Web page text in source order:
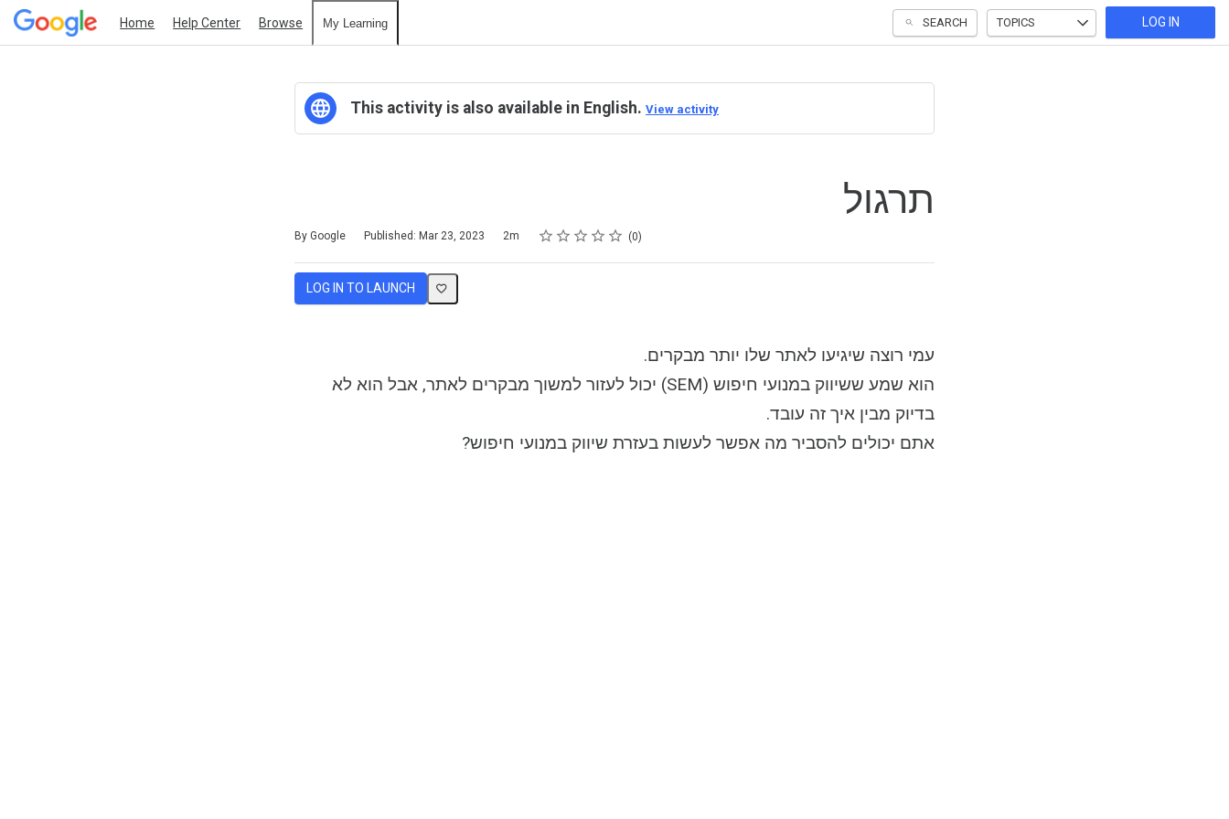
Home Help Center Browse My Learning SEARCH TOPICS LOG IN
This activity is also available in English. View activity
תרגול
By Google Published: Mar 23, 2023 2m Rating
1 star
2 stars
3 stars
4 stars
5 stars 0
LOG IN TO LAUNCH
עמי רוצה שיגיעו לאתר שלו יותר מבקרים.
הוא שמע ששיווק במנועי חיפוש (SEM) יכול לעזור למשוך מבקרים לאתר, אבל הוא לא
בדיוק מבין איך זה עובד.
אתם יכולים להסביר מה אפשר לעשות בעזרת שיווק במנועי חיפוש?